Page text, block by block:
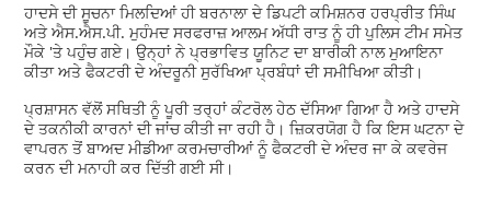
ਹਾਦਸੇ ਦੀ ਸੂਚਨਾ ਮਿਲਦਿਆਂ ਹੀ ਬਰਨਾਲਾ ਦੇ ਡਿਪਟੀ ਕਮਿਸ਼ਨਰ ਹਰਪ੍ਰੀਤ ਸਿੰਘ
ਅਤੇ ਐਸ.ਐਸ.ਪੀ. ਮੁਹੰਮਦ ਸਰਫਰਾਜ਼ ਆਲਮ ਅੱਧੀ ਰਾਤ ਨੂੰ ਹੀ ਪੁਲਿਸ ਟੀਮ ਸਮੇਤ
ਮੌਕੇ 'ਤੇ ਪਹੁੰਚ ਗਏ। ਉਨ੍ਹਾਂ ਨੇ ਪ੍ਰਭਾਵਿਤ ਯੂਨਿਟ ਦਾ ਬਾਰੀਕੀ ਨਾਲ ਮੁਆਇਨਾ
ਕੀਤਾ ਅਤੇ ਫੈਕਟਰੀ ਦੇ ਅੰਦਰੂਨੀ ਸੁਰੱਖਿਆ ਪ੍ਰਬੰਧਾਂ ਦੀ ਸਮੀਖਿਆ ਕੀਤੀ।
ਪ੍ਰਸ਼ਾਸਨ ਵੱਲੋਂ ਸਥਿਤੀ ਨੂੰ ਪੂਰੀ ਤਰ੍ਹਾਂ ਕੰਟਰੋਲ ਹੇਠ ਦੱਸਿਆ ਗਿਆ ਹੈ ਅਤੇ ਹਾਦਸੇ
ਦੇ ਤਕਨੀਕੀ ਕਾਰਨਾਂ ਦੀ ਜਾਂਚ ਕੀਤੀ ਜਾ ਰਹੀ ਹੈ। ਜ਼ਿਕਰਯੋਗ ਹੈ ਕਿ ਇਸ ਘਟਨਾ ਦੇ
ਵਾਪਰਨ ਤੋਂ ਬਾਅਦ ਮੀਡੀਆ ਕਰਮਚਾਰੀਆਂ ਨੂੰ ਫੈਕਟਰੀ ਦੇ ਅੰਦਰ ਜਾ ਕੇ ਕਵਰੇਜ
ਕਰਨ ਦੀ ਮਨਾਹੀ ਕਰ ਦਿੱਤੀ ਗਈ ਸੀ।